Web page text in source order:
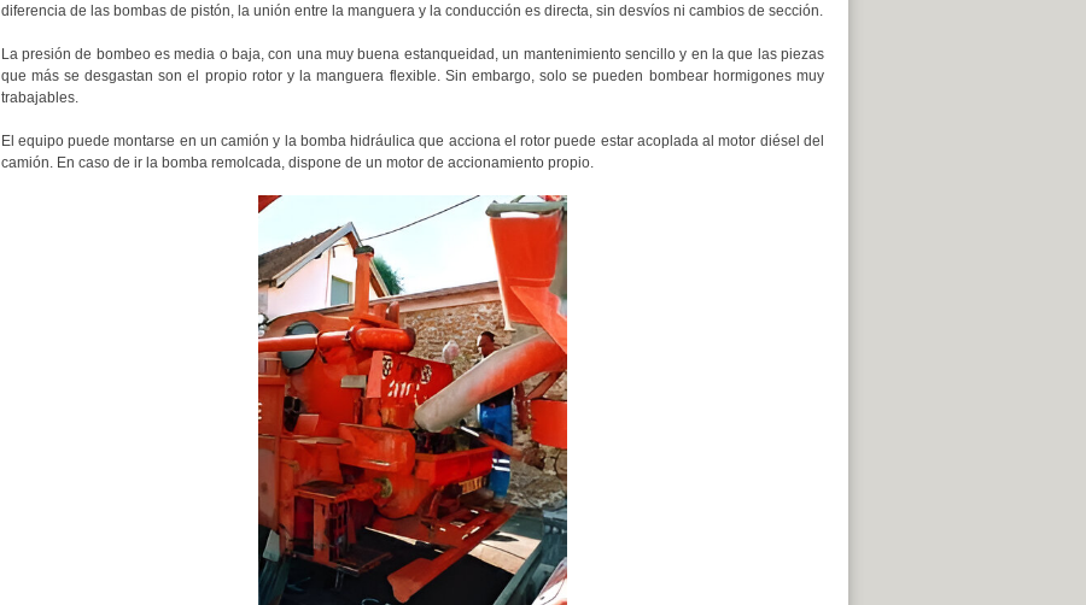
diferencia de las bombas de pistón, la unión entre la manguera y la conducción es directa, sin desvíos ni cambios de sección.
La presión de bombeo es media o baja, con una muy buena estanqueidad, un mantenimiento sencillo y en la que las piezas
que más se desgastan son el propio rotor y la manguera flexible. Sin embargo, solo se pueden bombear hormigones muy
trabajables.
El equipo puede montarse en un camión y la bomba hidráulica que acciona el rotor puede estar acoplada al motor diésel del
camión. En caso de ir la bomba remolcada, dispone de un motor de accionamiento propio.